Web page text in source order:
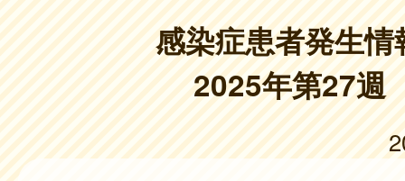
感染症患者発生情
2025年第27週